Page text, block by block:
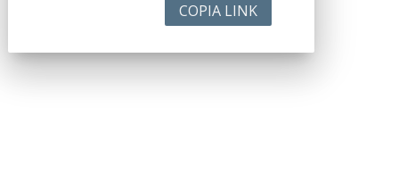
COPIA LINK